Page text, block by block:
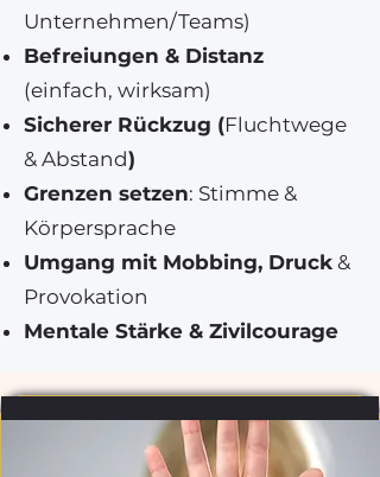
Unternehmen/Teams)
Befreiungen & Distanz
(einfach, wirksam)
Sicherer Rückzug (Fluchtwege
& Abstand)
Grenzen setzen: Stimme &
Körpersprache
Umgang mit Mobbing, Druck &
Provokation
Mentale Stärke & Zivilcourage